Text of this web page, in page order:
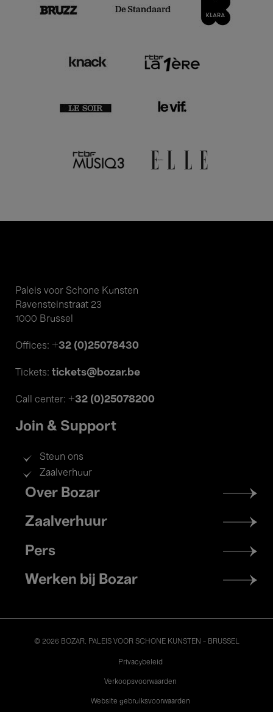
Paleis voor Schone Kunsten
Ravensteinstraat 23
1000 Brussel
Offices: +32 (0)25078430
Tickets: tickets@bozar.be
Call center: +32 (0)25078200
Join & Support
Steun ons
Zaalverhuur
Footer
menu
Over Bozar
Zaalverhuur
Pers
Werken bij Bozar
© 2026 BOZAR. PALEIS VOOR SCHONE KUNSTEN - BRUSSEL
Privacybeleid
Verkoopsvoorwaarden
Website gebruiksvoorwaarden